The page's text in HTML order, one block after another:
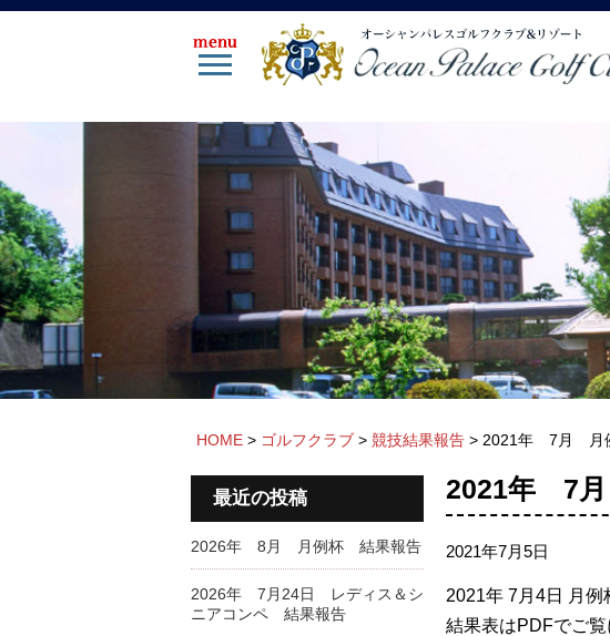
HOME > ゴルフクラブ > 競技結果報告 > 2021年 7月 月
2021年 7
2021年7月5日
2021年 7月4日 月例
結果表はPDFでご覧
最近の投稿
2026年 8月 月例杯 結果報告
2026年 7月24日 レディス＆シ
ニアコンペ 結果報告